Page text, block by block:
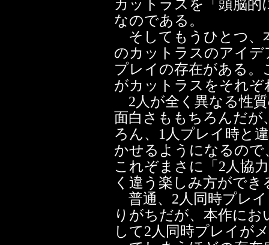
カットラスを「頭脳的
なのである。
そしてもうひとつ、
のカットラスのアイデ
プレイの存在がある。
がカットラスをそれ
2人が全く異なる性
面白さももちろんだが
ろん、1人プレイ時と
かせるようになるの
これぞまさに「2人協
く違う楽しみ方ができ
普通、2人同時プレ
りがちだが、本作に
して2人同時プレイが